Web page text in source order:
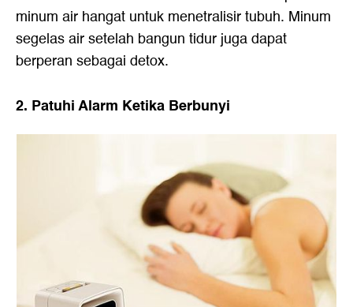
minum air hangat untuk menetralisir tubuh. Minum
segelas air setelah bangun tidur juga dapat
berperan sebagai detox.
2. Patuhi Alarm Ketika Berbunyi